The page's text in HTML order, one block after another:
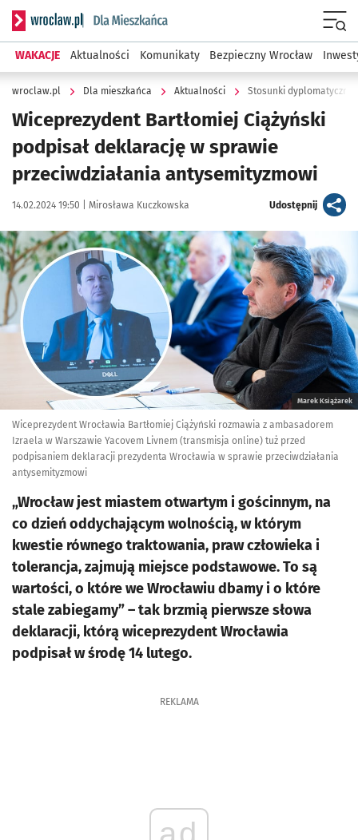
Serwis informacyjny wroclaw.pl podserwis: Dla mieszkańca
WAKACJE Aktualności Komunikaty Bezpieczny Wrocław
wroclaw.pl Dla mieszkańca Aktualności Stosunki dyplomatyczne
Wiceprezydent Bartłomiej Ciążyński
podpisał deklarację w sprawie
przeciwdziałania antysemityzmowi
Data publikacji:
14.02.2024 19:50 | Autor:
Mirosława Kuczkowska Udostępnijartykuł
Kliknij, aby powiększyć
Marek Książarek
Wiceprezydent Wrocławia Bartłomiej Ciążyński rozmawia z ambasadorem
Izraela w Warszawie Yacovem Livnem (transmisja online) tuż przed
podpisaniem deklaracji prezydenta Wrocławia w sprawie przeciwdziałania
antysemityzmowi
„Wrocław jest miastem otwartym i gościnnym, na
co dzień oddychającym wolnością, w którym
kwestie równego traktowania, praw człowieka i
tolerancja, zajmują miejsce podstawowe. To są
wartości, o które we Wrocławiu dbamy i o które
stale zabiegamy” – tak brzmią pierwsze słowa
deklaracji, którą wiceprezydent Wrocławia
podpisał w środę 14 lutego.
REKLAMA